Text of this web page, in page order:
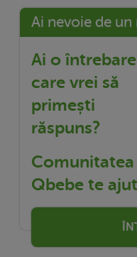
Ai nevoie de un
Ai o
care vrei să
primești
răspuns?
Comunitatea
Qbebe te